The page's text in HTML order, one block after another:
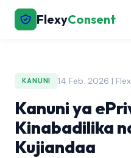
FlexyConsent
KANUNI 14 Feb. 2026 |
Kanuni ya
Kinabadilika
Kujiandaa